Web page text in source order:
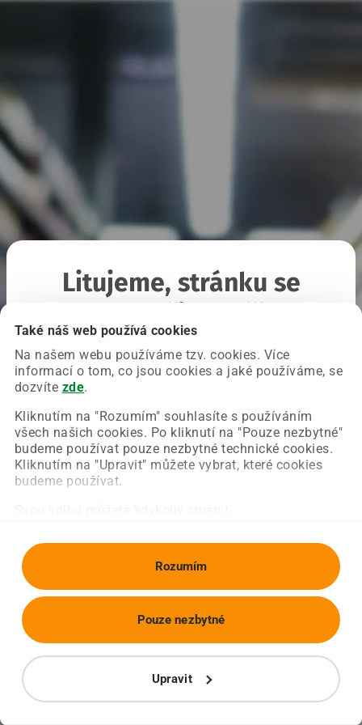
Také náš web používá cookies
Na našem webu používáme tzv. cookies. Více
informací o tom, co jsou cookies a jaké používáme, se
dozvíte zde.
Kliknutím na "Rozumím" souhlasíte s používáním
všech našich cookies. Po kliknutí na "Pouze nezbytné"
budeme používat pouze nezbytné technické cookies.
Kliknutím na "Upravit" můžete vybrat, které cookies
budeme používat.
Rozumím
Upravit
Pouze nezbytné
Litujeme, stránku se
Chyba nastala na naší straně a už ji opravujeme.
Zkuste prosím znovu načíst požadovanou stránku.
Obnovit stránku Úvodní strana